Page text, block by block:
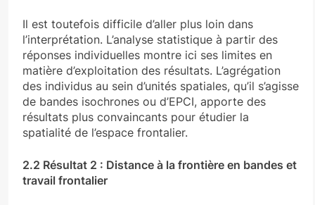
Il est toutefois difficile d’aller plus loin dans
l’interprétation. L’analyse statistique à partir des
réponses individuelles montre ici ses limites en
matière d’exploitation des résultats. L’agrégation
des individus au sein d’unités spatiales, qu’il s’agisse
de bandes isochrones ou d’EPCI, apporte des
résultats plus convaincants pour étudier la
spatialité de l’espace frontalier.
2.2 Résultat 2 : Distance à la frontière en bandes et
travail frontalier